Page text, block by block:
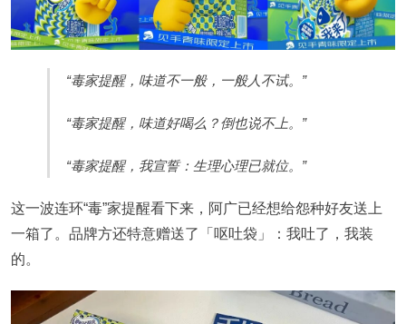
“毒家提醒，味道不一般，一般人不试。”
“毒家提醒，味道好喝么？倒也说不上。”
“毒家提醒，我宣誓：生理心理已就位。”
这一波连环“毒”家提醒看下来，阿广已经想给怨种好友送上
一箱了。品牌方还特意赠送了「呕吐袋」：我吐了，我装
的。